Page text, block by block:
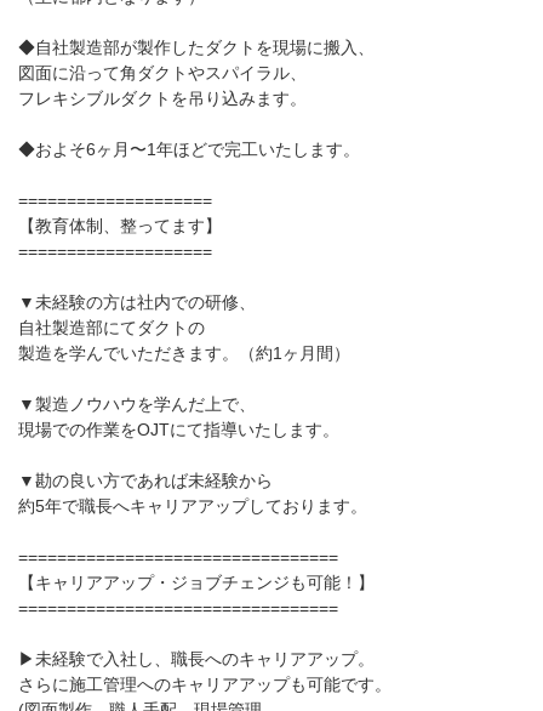
◆自社製造部が製作したダクトを現場に搬入、
図面に沿って角ダクトやスパイラル、
フレキシブルダクトを吊り込みます。
◆およそ6ヶ月〜1年ほどで完工いたします。
====================
【教育体制、整ってます】
====================
▼未経験の方は社内での研修、
自社製造部にてダクトの
製造を学んでいただきます。（約1ヶ月間）
▼製造ノウハウを学んだ上で、
現場での作業をOJTにて指導いたします。
▼勘の良い方であれば未経験から
約5年で職長へキャリアアップしております。
=================================
【キャリアアップ・ジョブチェンジも可能！】
=================================
▶︎未経験で入社し、職長へのキャリアアップ。
さらに施工管理へのキャリアアップも可能です。